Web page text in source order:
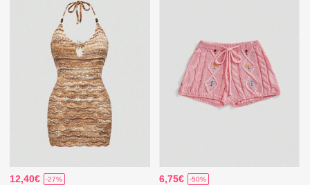
12,40€ -27% 6,75€ -50%